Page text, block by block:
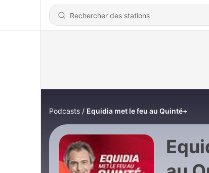
Podcasts Equidia met le feu au Quinté+